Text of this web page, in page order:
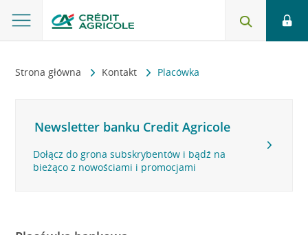
Strona główna Kontakt Placówka
Newsletter banku Credit Agricole
Dołącz do grona subskrybentów i bądź na
bieżąco z nowościami i promocjami